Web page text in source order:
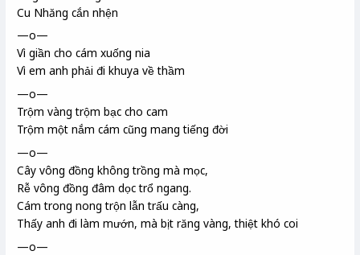
Cu Nhăng cắn nhện
—o—
Vì giần cho cám xuống nia
Vì em anh phải đi khuya về thầm
—o—
Trộm vàng trộm bạc cho cam
Trộm một nắm cám cũng mang tiếng đời
—o—
Cây vông đồng không trồng mà mọc,
Rễ vông đồng đâm dọc trổ ngang.
Cám trong nong trộn lẫn trấu càng,
Thấy anh đi làm mướn, mà bịt răng vàng, thiệt khó coi
—o—